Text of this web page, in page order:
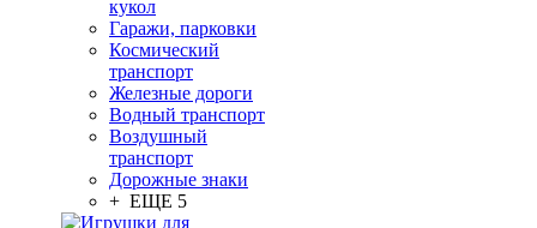
кукол
Гаражи, парковки
Космический
транспорт
Железные дороги
Водный транспорт
Воздушный
транспорт
Дорожные знаки
+ ЕЩЕ 5